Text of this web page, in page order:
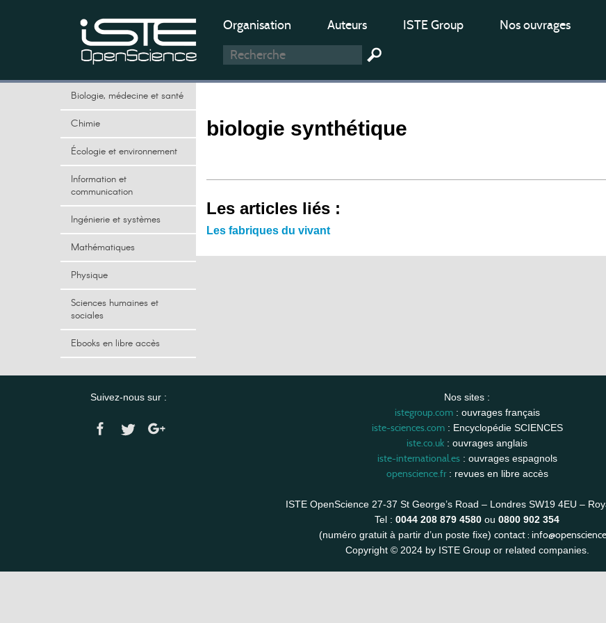
Organisation Auteurs ISTE Group Nos ouvrages
Biologie, médecine et santé
Chimie
Écologie et environnement
Information et
communication
Ingénierie et systèmes
Mathématiques
Physique
Sciences humaines et
sociales
Ebooks en libre accès
biologie synthétique
Les articles liés :
Les fabriques du vivant
Suivez-nous sur : Nos sites :
istegroup.com: ouvrages français
iste-sciences.com: Encyclopédie SCIENCES
iste.co.uk : ouvrages anglais
iste-international.es: ouvrages espagnols
openscience.fr: revues en libre accès
ISTE OpenScience 27-37 St George’s Road – Londres SW19 4EU –
Tel : 0044 208 879 4580 ou 0800 902 354
(numéro gratuit à partir d’un poste fixe) contact :
Copyright © 2024 by ISTE Group or related companies.